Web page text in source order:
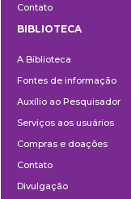
Contato
BIBLIOTECA
A Biblioteca
Fontes de informação
Auxílio ao Pesquisador
Serviços aos usuários
Compras e doações
Contato
Divulgação